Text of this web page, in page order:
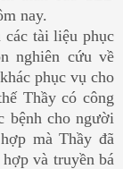
nay.
tài liệu phục
nghiên cứu về
phục vụ cho
Thầy có công
bệnh cho người
mà Thầy đã
và truyền bá